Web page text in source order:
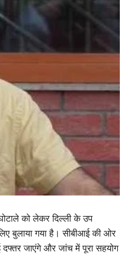
को लेकर दिल्ली के उप
बुलाया गया है। सीबीआई की ओर
जाएंगे और जांच में पूरा सहयोग